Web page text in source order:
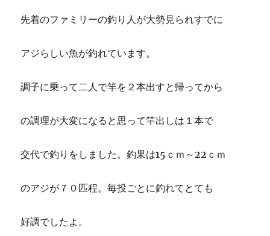
先着のファミリーの釣り人が大勢見られすでに
アジらしい魚が釣れています。
調子に乗って二人で竿を２本出すと帰ってから
の調理が大変になると思って竿出しは１本で
交代で釣りをしました。釣果は15ｃｍ～22ｃｍ
のアジが７０匹程。毎投ごとに釣れてとても
好調でしたよ。